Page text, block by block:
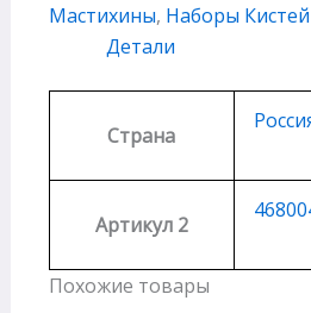
Мастихины, Наборы Кистей
Детали
Страна
Артикул 2
Похожие товары